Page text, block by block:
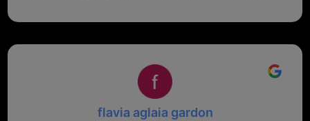
mio riferimento. Ah dimenticavo...da loro sono riuscita
Top top top!!!
flavia aglaia gardon